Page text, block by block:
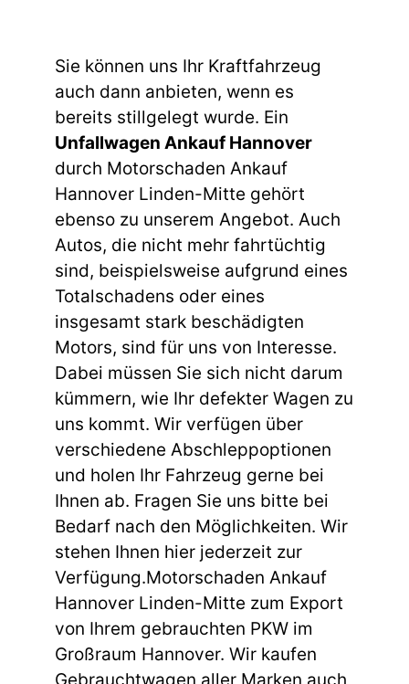
Sie können uns Ihr Kraftfahrzeug
auch dann anbieten, wenn es
bereits stillgelegt wurde. Ein
Unfallwagen Ankauf Hannover
durch Motorschaden Ankauf
Hannover Linden-Mitte gehört
ebenso zu unserem Angebot. Auch
Autos, die nicht mehr fahrtüchtig
sind, beispielsweise aufgrund eines
Totalschadens oder eines
insgesamt stark beschädigten
Motors, sind für uns von Interesse.
Dabei müssen Sie sich nicht darum
kümmern, wie Ihr defekter Wagen zu
uns kommt. Wir verfügen über
verschiedene Abschleppoptionen
und holen Ihr Fahrzeug gerne bei
Ihnen ab. Fragen Sie uns bitte bei
Bedarf nach den Möglichkeiten. Wir
stehen Ihnen hier jederzeit zur
Verfügung.Motorschaden Ankauf
Hannover Linden-Mitte zum Export
von Ihrem gebrauchten PKW im
Großraum Hannover. Wir kaufen
Gebrauchtwagen aller Marken auch